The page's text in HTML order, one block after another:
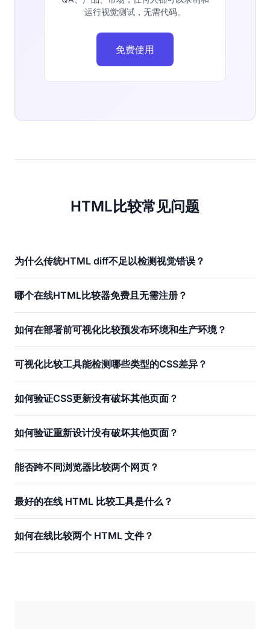
运行视觉测试，无需代码。
免费使用
HTML比较常见问题
为什么传统HTML diff不足以检测视觉错误？
哪个在线HTML比较器免费且无需注册？
如何在部署前可视化比较预发布环境和生产环境？
可视化比较工具能检测哪些类型的CSS差异？
如何验证CSS更新没有破坏其他页面？
如何验证重新设计没有破坏其他页面？
能否跨不同浏览器比较两个网页？
最好的在线 HTML 比较工具是什么？
如何在线比较两个 HTML 文件？